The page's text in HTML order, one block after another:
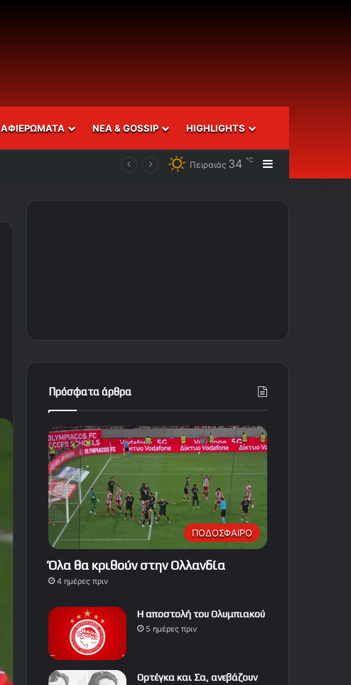
ΑΦΙΕΡΩΜΑΤΑ ΝΕΑ & GOSSIP HIGHLIGHTS
Πειραιάς 34 ℃ Sidebar
Πρόσφατα άρθρα
ΠΟΔΟΣΦΑΙΡΟ
Όλα θα κριθούν στην Ολλανδία
4 ημέρες πριν
Η αποστολή του Ολυμπιακού
5 ημέρες πριν
Ορτέγκα και Σα, ανεβάζουν